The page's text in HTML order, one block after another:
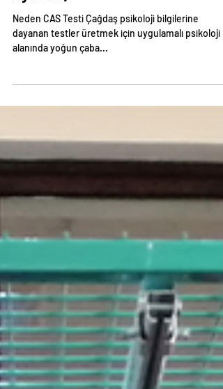
CAS (Cognitive Assesment
System)
alanında yoğun çaba...